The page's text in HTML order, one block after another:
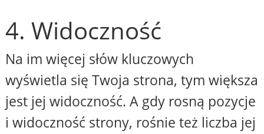
4. Widoczność
Na im więcej słów kluczowych
wyświetla się Twoja strona, tym większa
jest jej widoczność. A gdy rosną pozycje
i widoczność strony, rośnie też liczba jej